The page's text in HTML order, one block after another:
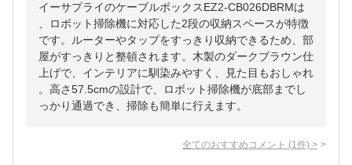
イーサプライのケーブルボックスEZ2-CB026DBRMは
、ロボット掃除機に対応した2段の収納スペースが特徴
です。ルーターやタップをすっきり収納できるため、部
屋がすっきりと整頓されます。木製のダークブラウン仕
上げで、インテリアに馴染みやすく、見た目もおしゃれ
。高さ57.5cmの設計で、ロボット掃除機が底部までし
っかり通過でき、掃除も簡単に行えます。
全てのおすすめコメント (1 件) >